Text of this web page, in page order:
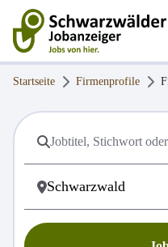
Startseite Firmenprofile